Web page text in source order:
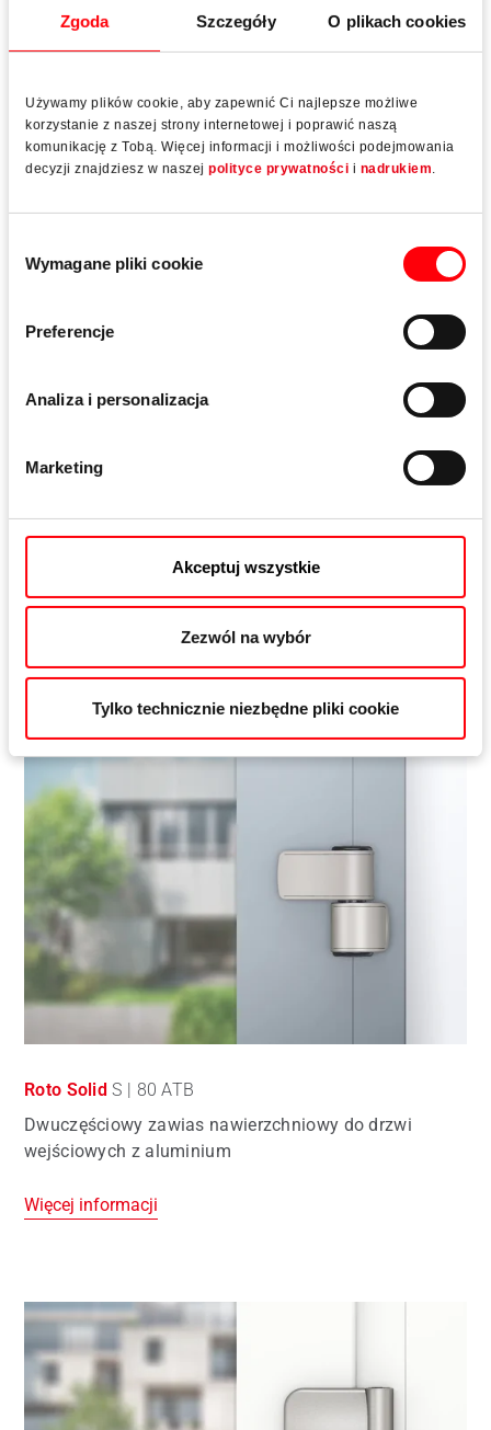
Zgoda Szczegóły O plikach cookies
Używamy plików cookie, aby zapewnić Ci najlepsze możliwe
korzystanie z naszej strony internetowej i poprawić naszą
komunikację z Tobą. Więcej informacji i możliwości podejmowania
decyzji znajdziesz w naszej polityce prywatności i nadrukiem
zgody
Wymagane pliki cookie
Preferencje
Analiza i personalizacja
Marketing
Akceptuj wszystkie
Zezwól na wybór
Tylko technicznie niezbędne pliki cookie
Roto Solid
Ukryty zawias do drzwi wejściowych z aluminium
Więcej informacji
Roto Solid S | 150 P
Zawias nawierzchniowy do drzwi wejściowych do 110
kg
Roto SolidS | 80 ATB
Dwuczęściowy zawias nawierzchniowy do drzwi
wejściowych z aluminium
Więcej informacji